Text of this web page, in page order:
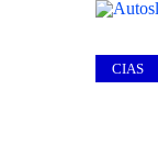
CIAS